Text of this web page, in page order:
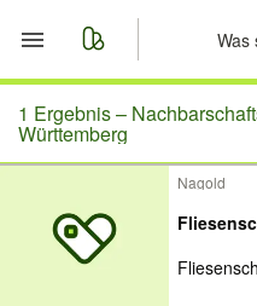
Start
Merkliste
Nachrichten
1 Ergebnis –
Württemberg
Nagold